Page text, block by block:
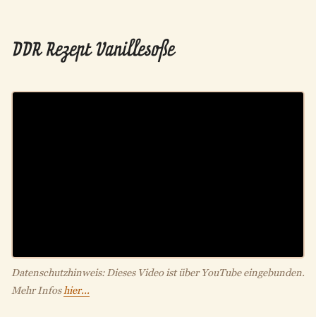
DDR Rezept Vanillesoße
Datenschutzhinweis: Dieses Video ist über YouTube eingebunden.
Mehr Infoshier...